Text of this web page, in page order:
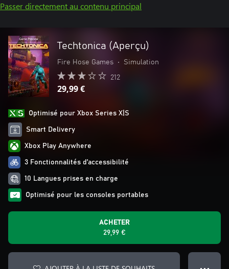
Passer directement au contenu principal
Techtonica (Aperçu)
Fire Hose Games • Simulation
212
29,99 €
Optimisé pour Xbox Series X|S
Smart Delivery
Xbox Play Anywhere
3 Fonctionnalités d’accessibilité
10 Langues prises en charge
Optimisé pour les consoles portables
ACHETER
29,99 €